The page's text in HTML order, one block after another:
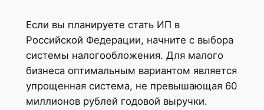
Если вы планируете стать ИП в
Российской Федерации, начните с выбора
системы налогообложения. Для малого
бизнеса оптимальным вариантом является
упрощенная система, не превышающая 60
миллионов рублей годовой выручки.